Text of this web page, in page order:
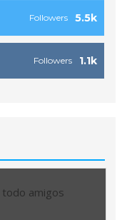
5.5k
Followers
1.1k
Followers